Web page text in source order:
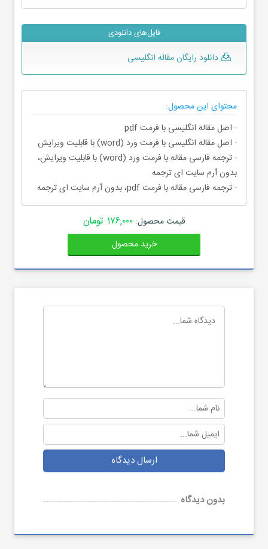
فایل‌های دانلودی
دانلود رایگان مقاله انگلیسی
محتوای این محصول:
- اصل مقاله انگلیسی با فرمت pdf
- اصل مقاله انگلیسی با فرمت ورد (word) با قابلیت ویرایش
- ترجمه فارسی مقاله با فرمت ورد (word) با قابلیت ویرایش،
بدون آرم سایت ای ترجمه
- ترجمه فارسی مقاله با فرمت pdf، بدون آرم سایت ای ترجمه
قیمت محصول:۱۷۶,۰۰۰ تومان
خرید محصول
ارسال دیدگاه
بدون دیدگاه